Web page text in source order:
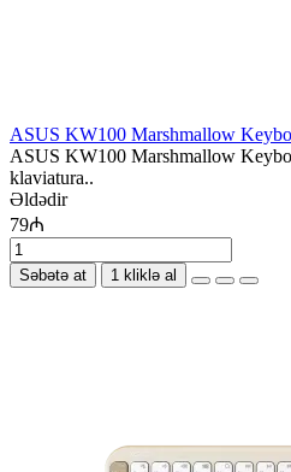
ASUS KW100 Marshmallow
ASUS KW100 Marshmallow
klaviatura..
Əldədir
79₼
Səbətə at 1 kliklə al